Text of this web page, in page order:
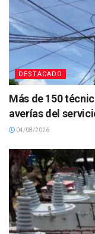
DESTACADO
Más de 150
averías del
04/08/2026